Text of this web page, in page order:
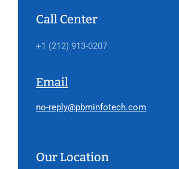
Call Center
+1 (212) 913-0207
Email
no-reply@pbminfotech.com
Our Location